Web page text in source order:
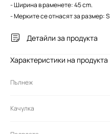
- Ширина в раменете: 45 cm.
- Мерките се отнасят за размер: S
Детайли за продукта
Характеристики на продукта
Пълнеж
Качулка